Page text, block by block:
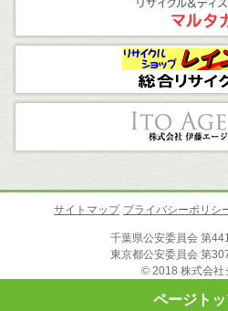
サイトマップ プライバシーポリシ
千葉県公安委員会 第
東京都公安委員会 第
© 2018 株式会社
ページト